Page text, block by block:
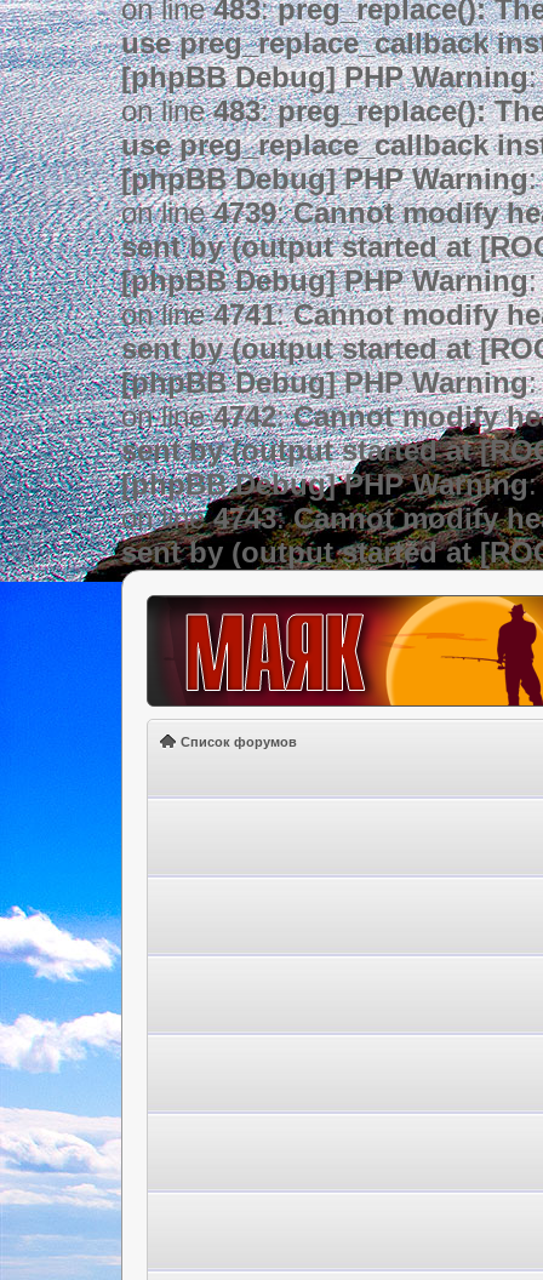
on line483:preg_replace():
use preg_replace_callback
[phpBB Debug] PHP Warning:
on line483:preg_replace():
use preg_replace_callback
[phpBB Debug] PHP Warning:
on line4739:Cannot modify
sent by (output started at
[phpBB Debug] PHP Warning:
on line4741:Cannot modify
sent by (output started at
[phpBB Debug] PHP Warning:
on line4742:Cannot modify
sent by (output started at
[phpBB Debug] PHP Warning
on line4743:Cannot modify
sent by (output started at
Список форумов